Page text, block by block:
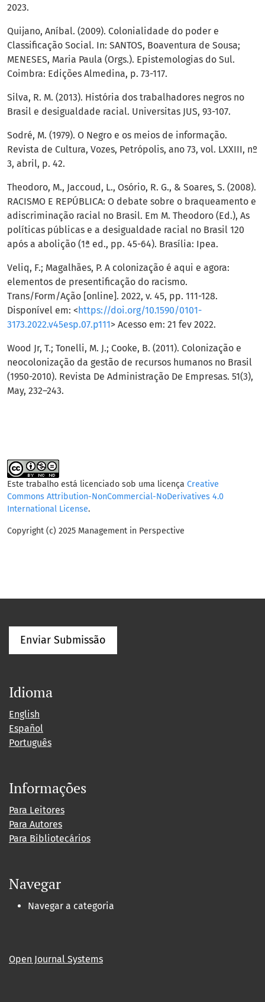
2023.
Quijano, Aníbal. (2009). Colonialidade do poder e
Classificação Social. In: SANTOS, Boaventura de Sousa;
MENESES, Maria Paula (Orgs.). Epistemologias do Sul.
Coimbra: Edições Almedina, p. 73-117.
Silva, R. M. (2013). História dos trabalhadores negros no
Brasil e desigualdade racial. Universitas JUS, 93-107.
Sodré, M. (1979). O Negro e os meios de informação.
Revista de Cultura, Vozes, Petrópolis, ano 73, vol. LXXIII, nº
3, abril, p. 42.
Theodoro, M., Jaccoud, L., Osório, R. G., & Soares, S. (2008).
RACISMO E REPÚBLICA: O debate sobre o braqueamento e
adiscriminação racial no Brasil. Em M. Theodoro (Ed.), As
políticas públicas e a desigualdade racial no Brasil 120
após a abolição (1ª ed., pp. 45-64). Brasília: Ipea.
Veliq, F.; Magalhães, P. A colonização é aqui e agora:
elementos de presentificação do racismo.
Trans/Form/Ação [online]. 2022, v. 45, pp. 111-128.
Disponível em: < https://doi.org/10.1590/0101-
3173.2022.v45esp.07.p111> Acesso em: 21 fev 2022.
Wood Jr, T.; Tonelli, M. J.; Cooke, B. (2011). Colonização e
neocolonização da gestão de recursos humanos no Brasil
(1950-2010). Revista De Administração De Empresas. 51(3),
May, 232–243.
Este trabalho está licenciado sob uma licença Creative
Commons Attribution-NonCommercial-NoDerivatives 4.0
International License.
Copyright (c) 2025 Management in Perspective
Enviar Submissão
Idioma
English
Español
Português
Informações
Para Leitores
Para Autores
Para Bibliotecários
Navegar
Navegar a categoria
Open Journal Systems